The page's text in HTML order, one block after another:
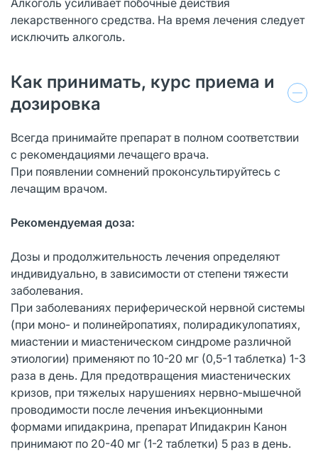
лекарственного средства. На время лечения следует
исключить алкоголь.
Как принимать, курс приема и
дозировка
Всегда принимайте препарат в полном соответствии
с рекомендациями лечащего врача.
При появлении сомнений проконсультируйтесь с
лечащим врачом.
Рекомендуемая доза:
Дозы и продолжительность лечения определяют
индивидуально, в зависимости от степени тяжести
заболевания.
При заболеваниях периферической нервной системы
(при моно- и полинейропатиях, полирадикулопатиях,
миастении и миастеническом синдроме различной
этиологии) применяют по 10-20 мг (0,5-1 таблетка) 1-3
раза в день. Для предотвращения миастенических
кризов, при тяжелых нарушениях нервно-мышечной
проводимости после лечения инъекционными
формами ипидакрина, препарат Ипидакрин Канон
принимают по 20-40 мг (1-2 таблетки) 5 раз в день.